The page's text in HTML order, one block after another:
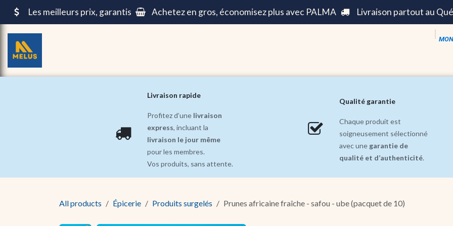
Se rendre au contenu
Les meilleurs prix, garantis Achetez en gros, économisez plus avec PALMA Livraison partout au
Épicerie
Livraison rapide
Profitez d’une livraison
express, incluant la
livraison le jour même
pour les membres.
Vos produits, sans attente.
Qualité garantie
Chaque produit est
soigneusement sélectionné
avec une garantie de
qualité et d’authenticité.
All products Épicerie Produits surgelés Prunes africaine fraîche - safou - ube (pacquet de 10)